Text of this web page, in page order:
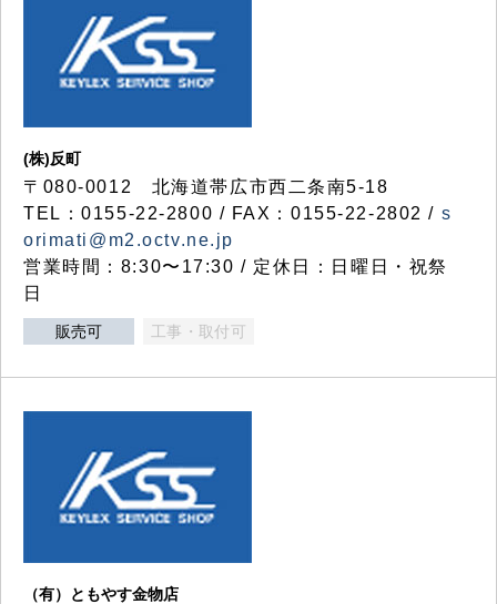
(株)反町
〒080-0012 北海道帯広市西二条南5-18
TEL：0155-22-2800 / FAX：0155-22-2802 / s
orimati@m2.octv.ne.jp
営業時間：8:30〜17:30 / 定休日：日曜日・祝祭
日
販売可 工事・取付可
（有）ともやす金物店